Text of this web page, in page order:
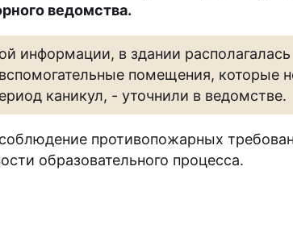
ведомства.
информации, в здании располагалась
помещения, которые
каникул, - уточнили в ведомстве.
противопожарных
образовательного процесса.